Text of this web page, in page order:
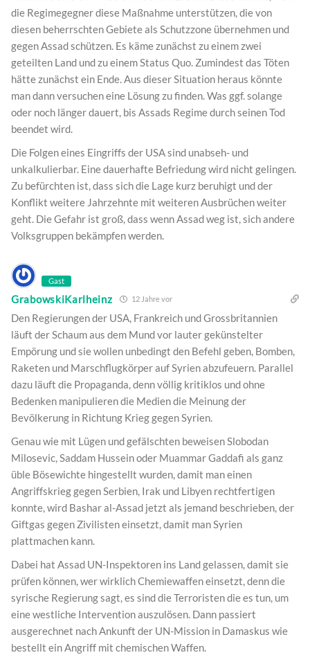
die Regimegegner diese Maßnahme unterstützen, die von
diesen beherrschten Gebiete als Schutzzone übernehmen und
gegen Assad schützen. Es käme zunächst zu einem zwei
geteilten Land und zu einem Status Quo. Zumindest das Töten
hätte zunächst ein Ende. Aus dieser Situation heraus könnte
man dann versuchen eine Lösung zu finden. Was ggf. solange
oder noch länger dauert, bis Assads Regime durch seinen Tod
beendet wird.
Die Folgen eines Eingriffs der USA sind unabseh- und
unkalkulierbar. Eine dauerhafte Befriedung wird nicht gelingen.
Zu befürchten ist, dass sich die Lage kurz beruhigt und der
Konflikt weitere Jahrzehnte mit weiteren Ausbrüchen weiter
geht. Die Gefahr ist groß, dass wenn Assad weg ist, sich andere
Volksgruppen bekämpfen werden.
Gast
GrabowskiKarlheinz 12 Jahre vor
Den Regierungen der USA, Frankreich und Grossbritannien
läuft der Schaum aus dem Mund vor lauter gekünstelter
Empörung und sie wollen unbedingt den Befehl geben, Bomben,
Raketen und Marschflugkörper auf Syrien abzufeuern. Parallel
dazu läuft die Propaganda, denn völlig kritiklos und ohne
Bedenken manipulieren die Medien die Meinung der
Bevölkerung in Richtung Krieg gegen Syrien.
Genau wie mit Lügen und gefälschten beweisen Slobodan
Milosevic, Saddam Hussein oder Muammar Gaddafi als ganz
üble Bösewichte hingestellt wurden, damit man einen
Angriffskrieg gegen Serbien, Irak und Libyen rechtfertigen
konnte, wird Bashar al-Assad jetzt als jemand beschrieben, der
Giftgas gegen Zivilisten einsetzt, damit man Syrien
plattmachen kann.
Dabei hat Assad UN-Inspektoren ins Land gelassen, damit sie
prüfen können, wer wirklich Chemiewaffen einsetzt, denn die
syrische Regierung sagt, es sind die Terroristen die es tun, um
eine westliche Intervention auszulösen. Dann passiert
ausgerechnet nach Ankunft der UN-Mission in Damaskus wie
bestellt ein Angriff mit chemischen Waffen.